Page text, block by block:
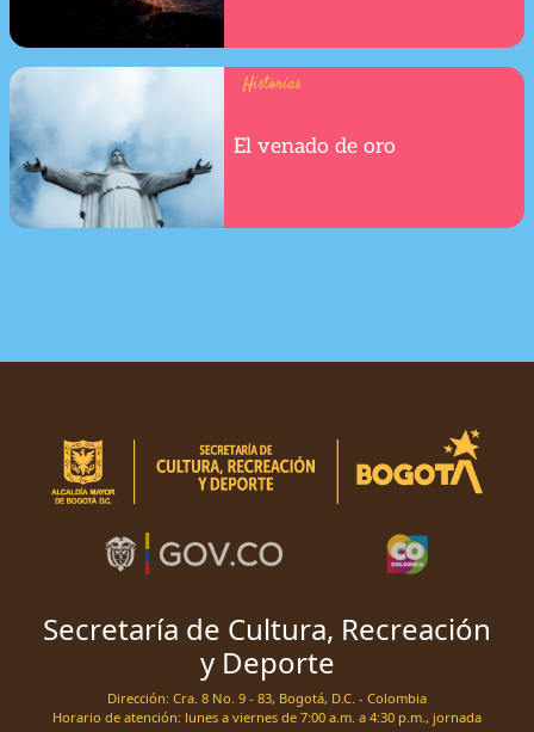
Historias
El venado de oro
Secretaría de Cultura, Recreación
y Deporte
Dirección: Cra. 8 No. 9 - 83, Bogotá, D.C. - Colombia
Horario de atención: lunes a viernes de 7:00 a.m. a 4:30 p.m., jornada